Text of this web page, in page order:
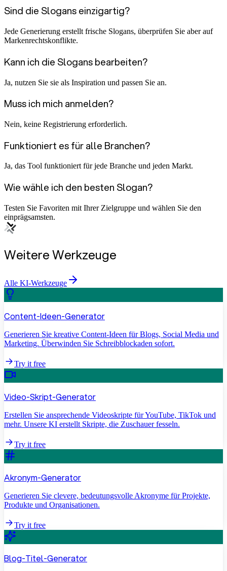
Sind die Slogans einzigartig?
Jede Generierung erstellt frische Slogans, überprüfen Sie aber auf
Markenrechtskonflikte.
Kann ich die Slogans bearbeiten?
Ja, nutzen Sie sie als Inspiration und passen Sie an.
Muss ich mich anmelden?
Nein, keine Registrierung erforderlich.
Funktioniert es für alle Branchen?
Ja, das Tool funktioniert für jede Branche und jeden Markt.
Wie wähle ich den besten Slogan?
Testen Sie Favoriten mit Ihrer Zielgruppe und wählen Sie den
einprägsamsten.
Weitere Werkzeuge
Alle KI-Werkzeuge
Content-Ideen-Generator
Generieren Sie kreative Content-Ideen für Blogs, Social Media und
Marketing. Überwinden Sie Schreibblockaden sofort.
Try it free
Video-Skript-Generator
Erstellen Sie ansprechende Videoskripte für YouTube, TikTok und
mehr. Unsere KI erstellt Skripte, die Zuschauer fesseln.
Try it free
Akronym-Generator
Generieren Sie clevere, bedeutungsvolle Akronyme für Projekte,
Produkte und Organisationen.
Try it free
Blog-Titel-Generator